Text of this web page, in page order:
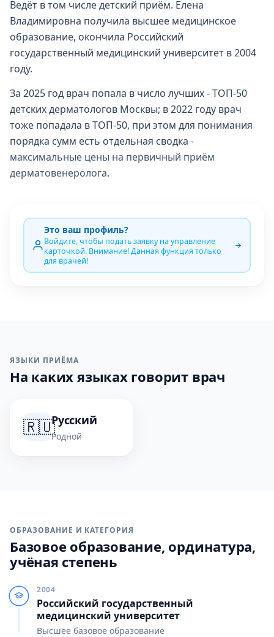
Ведёт в том числе детский приём. Елена
Владимировна получила высшее медицинское
образование, окончила Российский
государственный медицинский университет в 2004
году.
За 2025 год врач попала в число лучших - ТОП-50
детских дерматологов Москвы; в 2022 году врач
тоже попадала в ТОП-50, при этом для понимания
порядка сумм есть отдельная сводка -
максимальные цены на первичный приём
дерматовенеролога.
Это ваш профиль?
Войдите, чтобы подать заявку на управление
карточкой. Внимание! Данная функция только
для врачей!
ЯЗЫКИ ПРИЁМА
На каких языках говорит врач
🇷🇺Русский
Родной
ОБРАЗОВАНИЕ И КАТЕГОРИЯ
Базовое образование, ординатура,
учёная степень
2004
Российский государственный
медицинский университет
Высшее базовое образование